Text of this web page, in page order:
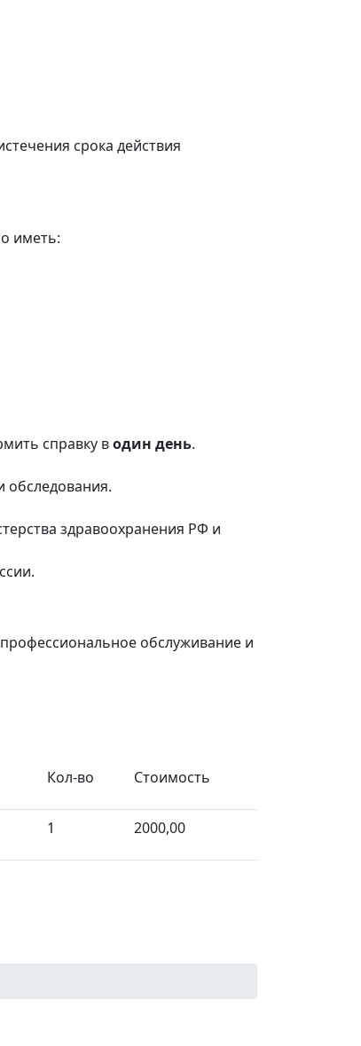
срока действия
иметь:
справку водин день.
обследования.
здравоохранения РФ и
обслуживание и
Кол-во Стоимость
1 2000,00